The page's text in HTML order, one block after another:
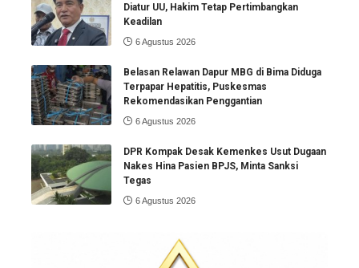
Diatur UU, Hakim Tetap Pertimbangkan
Keadilan
6 Agustus 2026
Belasan Relawan Dapur MBG di Bima Diduga
Terpapar Hepatitis, Puskesmas
Rekomendasikan Penggantian
6 Agustus 2026
DPR Kompak Desak Kemenkes Usut Dugaan
Nakes Hina Pasien BPJS, Minta Sanksi
Tegas
6 Agustus 2026